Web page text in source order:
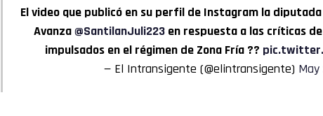
El video que publicó en su perfil de Instagram la
Avanza@SantilanJuli223en respuesta a las críticas
impulsados en el régimen de Zona Fría ??
— El Intransigente (@elintransigente) May